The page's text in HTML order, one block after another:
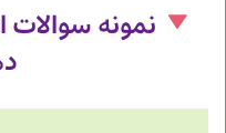
نمونه سوالات